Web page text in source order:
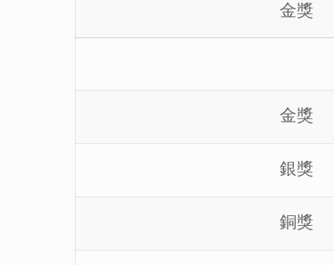
金獎
金獎
銀獎
銅獎